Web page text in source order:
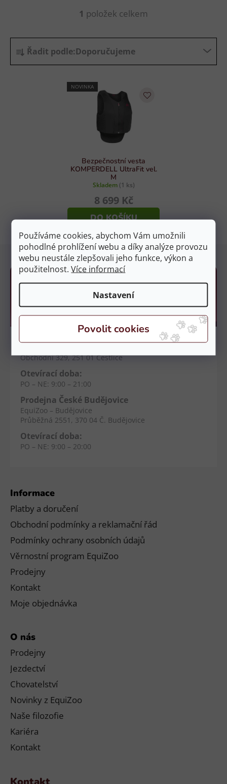
Používáme cookies, abychom Vám umožnili
pohodlné prohlížení webu a díky analýze provozu
webu neustále zlepšovali jeho funkce, výkon a
použitelnost.Více informací
Nastavení
Ř
a
z
ů
Řadit podle:Doporučujeme
NOVINKA
Bezpečnostní vesta
KOMPERDELL UltraFit vel.
M
Skladem (1 ks)
8 699 Kč
DO KOŠÍKU
O
l
á
d
í
p
v
k
v
ý
p
i
s
u
1 položek celkem
Informace
Platby a doručení
Obchodní podmínky a reklamační řád
Podmínky ochrany osobních údajů
Věrnostní program EquiZoo
Prodejny
Kontakt
Moje objednávka
O nás
Prodejny
Jezdectví
Chovatelství
Novinky z EquiZoo
Naše filozofie
Kariéra
Kontakt
Kamenné prodejny
Obchodní 329, 251 01 Čestlice
Otevírací doba:
PO – NE: 9:00 – 21:00
Prodejna České Budějovice
EquiZoo – Budějovice
Průběžná 2551, 370 04 Č. Budějovice
Otevírací doba:
PO – NE: 9:00 – 20:00